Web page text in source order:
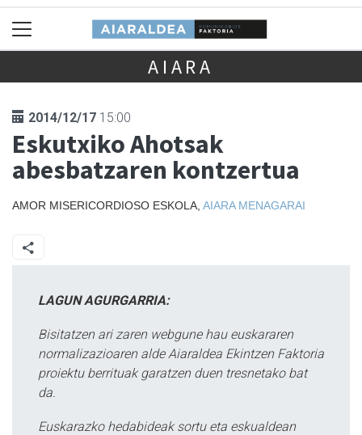
AIARA
2014/12/17 15:00
Eskutxiko Ahotsak
abesbatzaren kontzertua
AMOR MISERICORDIOSO ESKOLA, AIARA MENAGARAI
LAGUN AGURGARRIA:
Bisitatzen ari zaren webgune hau euskararen
normalizazioaren alde Aiaraldea Ekintzen Faktoria
proiektu berrituak garatzen duen tresnetako bat
da.
Euskarazko hedabideak sortu eta eskualdean